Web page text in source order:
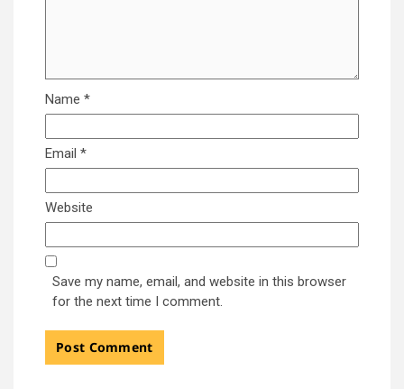
Name *
Email *
Website
Save my name, email, and website in this browser
for the next time I comment.